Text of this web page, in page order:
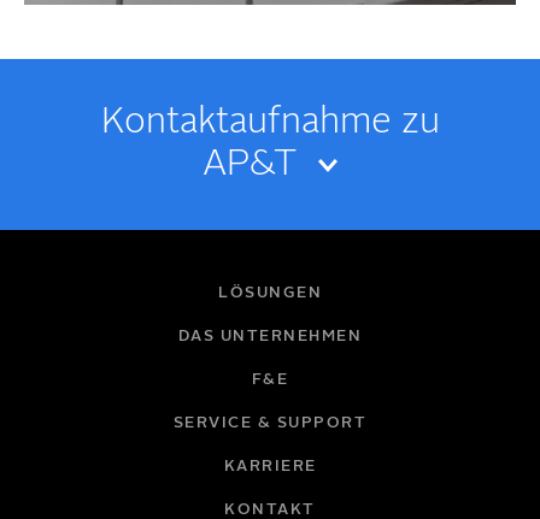
Kontakt­­aufnahme zu
AP&T
LÖSUNGEN
DAS UNTERNEHMEN
F&E
SERVICE & SUPPORT
KARRIERE
KONTAKT